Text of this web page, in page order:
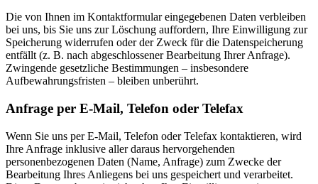
Die von Ihnen im Kontaktformular eingegebenen Daten verbleiben
bei uns, bis Sie uns zur Löschung auffordern, Ihre Einwilligung zur
Speicherung widerrufen oder der Zweck für die Datenspeicherung
entfällt (z. B. nach abgeschlossener Bearbeitung Ihrer Anfrage).
Zwingende gesetzliche Bestimmungen – insbesondere
Aufbewahrungsfristen – bleiben unberührt.
Anfrage per E-Mail, Telefon oder Telefax
Wenn Sie uns per E-Mail, Telefon oder Telefax kontaktieren, wird
Ihre Anfrage inklusive aller daraus hervorgehenden
personenbezogenen Daten (Name, Anfrage) zum Zwecke der
Bearbeitung Ihres Anliegens bei uns gespeichert und verarbeitet.